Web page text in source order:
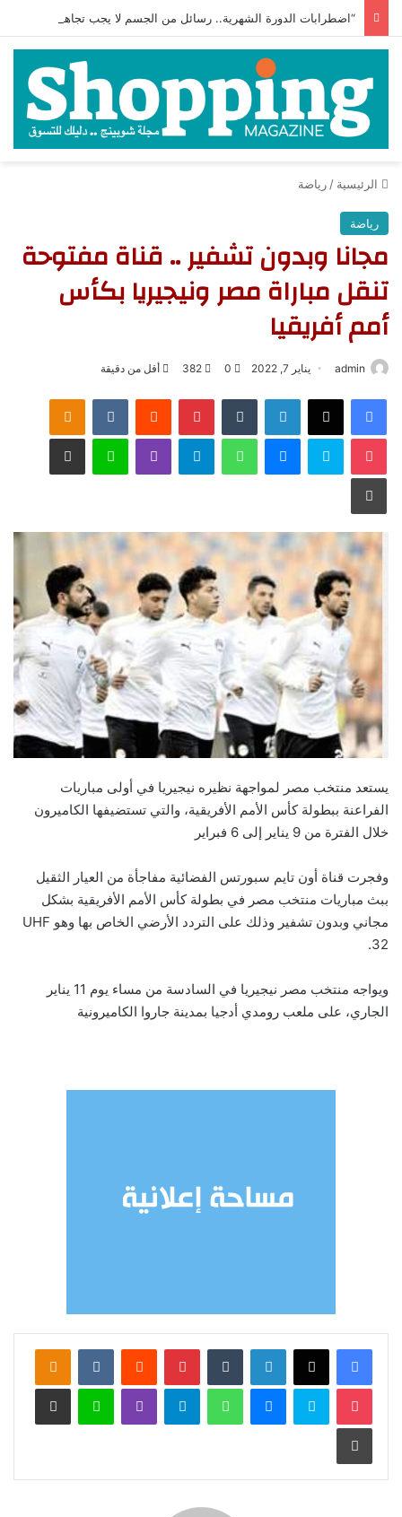
“اضطرابات الدورة الشهرية.. رسائل من الجسم لا يجب تجاهلها”
الرئيسية /رياضة
رياضة
مجانا وبدون تشفير .. قناة مفتوحة
تنقل مباراة مصر ونيجيريا بكأس
أمم أفريقيا
admin يناير 7, 2022 0
382 أقل من دقيقة
فيسبوك لينكدإن بينتيريست
سكايب واتساب لاين
يستعد منتخب مصر لمواجهة نظيره نيجيريا في أولى مباريات
الفراعنة ببطولة كأس الأمم الأفريقية، والتي تستضيفها الكاميرون
خلال الفترة من 9 يناير إلى 6 فبراير
وفجرت قناة أون تايم سبورتس الفضائية مفاجأة من العيار الثقيل
ببث مباريات منتخب مصر في بطولة كأس الأمم الأفريقية بشكل
مجاني وبدون تشفير وذلك على التردد الأرضي الخاص بها وهو UHF
32.
ويواجه منتخب مصر نيجيريا في السادسة من مساء يوم 11 يناير
الجاري، على ملعب رومدي أدجيا بمدينة جاروا الكاميرونية
لينكدإن بينتيريست
سكايب واتساب لاين